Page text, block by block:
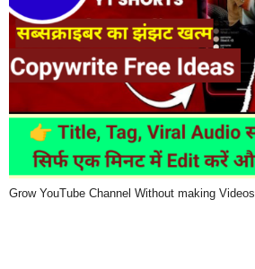
Grow YouTube Channel Without making Videos